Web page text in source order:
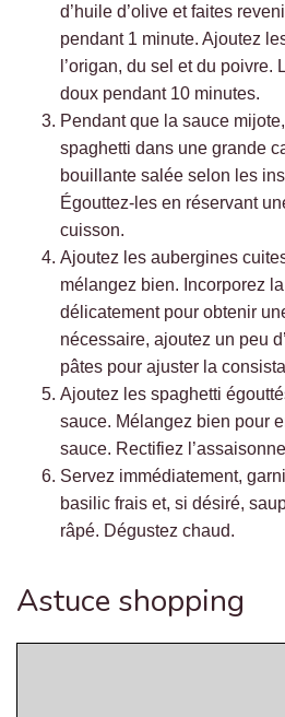
d’huile d’olive et faites
pendant 1 minute. Ajoutez
l’origan, du sel et du poivre.
doux pendant 10 minutes.
Pendant que la sauce
spaghetti dans une grande
bouillante salée selon les
Égouttez-les en réservant
cuisson.
Ajoutez les aubergines
mélangez bien. Incorporez
délicatement pour obtenir
nécessaire, ajoutez un peu
pâtes pour ajuster la
Ajoutez les spaghetti
sauce. Mélangez bien pour
sauce. Rectifiez
Servez immédiatement,
basilic frais et, si désiré,
râpé. Dégustez chaud.
Astuce shopping